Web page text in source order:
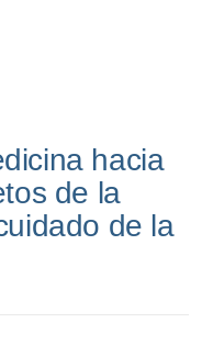
hacia
de la
de la